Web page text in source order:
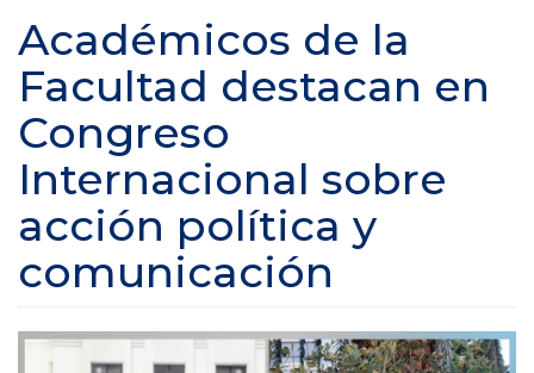
Académicos de la
Facultad destacan en
Congreso
Internacional sobre
acción política y
comunicación